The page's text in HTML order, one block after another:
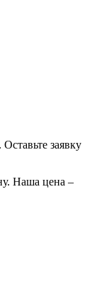
заявку
Наша цена –